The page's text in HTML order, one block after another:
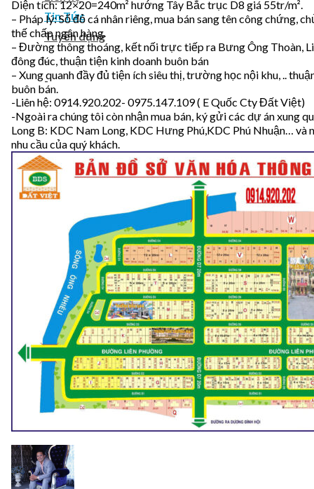
Tin Tức
Tuyển dụng
-
-
Diện tích: 12×20=240m² hướng Tây Bắc trục D8 giá 55tr/m².
– Pháp lý: Sổ đỏ cá nhân riêng, mua bán sang tên công chứng,
thế chấp ngân hàng.
– Đường thông thoáng, kết nối trực tiếp ra Bưng Ông Thoàn,
đông đúc, thuận tiện kinh doanh buôn bán
– Xung quanh đầy đủ tiện ích siêu thị, trường học nội khu, ..
buôn bán.
-Liên hệ: 0914.920.202- 0975.147.109 ( E Quốc Cty Đất Việt)
-Ngoài ra chúng tôi còn nhận mua bán, ký gửi các dự án xung
Long B: KDC Nam Long, KDC Hưng Phú,KDC Phú Nhuận… và
nhu cầu của quý khách.